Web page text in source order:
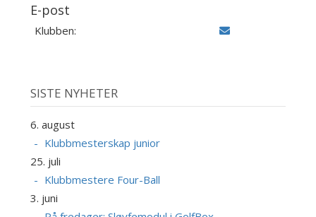
E-post
Klubben:
SISTE NYHETER
6. august
Klubbmesterskap junior
25. juli
Klubbmestere Four-Ball
3. juni